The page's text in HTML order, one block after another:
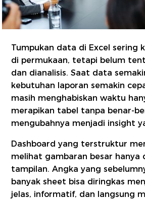
Tumpukan data di Excel sering
di permukaan, tetapi belum
dan dianalisis. Saat data
kebutuhan laporan semakin
masih menghabiskan waktu
merapikan tabel tanpa benar-
mengubahnya menjadi insight
Dashboard yang terstruktur
melihat gambaran besar hanya
tampilan. Angka yang
banyak sheet bisa diringkas
jelas, informatif, dan langsung